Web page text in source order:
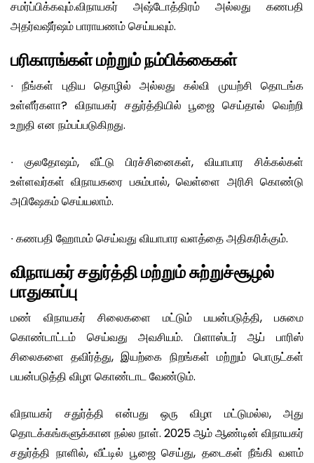
சமர்ப்பிக்கவும்.விநாயகர் அஷ்டோத்திரம் அல்லது கணபதி
அதர்வஷீர்ஷம் பாராயணம் செய்யவும்.
பரிகாரங்கள் மற்றும் நம்பிக்கைகள்
∙நீங்கள் புதிய தொழில் அல்லது கல்வி முயற்சி தொடங்க
உள்ளீர்களா? விநாயகர் சதுர்த்தியில் பூஜை செய்தால் வெற்றி
உறுதி என நம்பப்படுகிறது.
∙ குலதோஷம், வீட்டு பிரச்சினைகள், வியாபார சிக்கல்கள்
உள்ளவர்கள் விநாயகரை பசும்பால், வெள்ளை அரிசி கொண்டு
அபிஷேகம் செய்யலாம்.
∙ கணபதி ஹோமம் செய்வது வியாபார வளத்தை அதிகரிக்கும்.
விநாயகர் சதுர்த்தி மற்றும் சுற்றுச்சூழல்
பாதுகாப்பு
மண் விநாயகர் சிலைகளை மட்டும் பயன்படுத்தி, பசுமை
கொண்டாட்டம் செய்வது அவசியம். பிளாஸ்டர் ஆப் பாரிஸ்
சிலைகளை தவிர்த்து, இயற்கை நிறங்கள் மற்றும் பொருட்கள்
பயன்படுத்தி விழா கொண்டாட வேண்டும்.
விநாயகர் சதுர்த்தி என்பது ஒரு விழா மட்டுமல்ல, அது
தொடக்கங்களுக்கான நல்ல நாள். 2025 ஆம் ஆண்டின் விநாயகர்
சதுர்த்தி நாளில், வீட்டில் பூஜை செய்து, தடைகள் நீங்கி வளம்